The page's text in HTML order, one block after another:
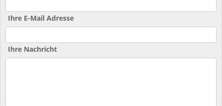
Ihre E-Mail Adresse
Ihre Nachricht